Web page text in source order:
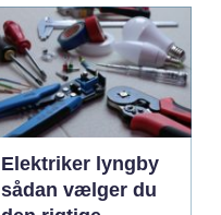
Elektriker lyngby
sådan vælger du